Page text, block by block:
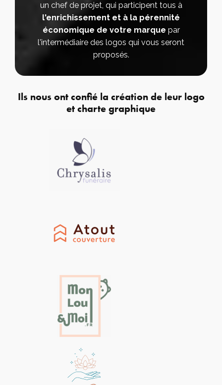
un chef de projet, qui participent tous à
l'enrichissement et à la pérennité
économique de votre marque par
l'intermédiaire des logos qui vous seront
proposés.
Ils nous ont confié la création de leur logo
et charte graphique